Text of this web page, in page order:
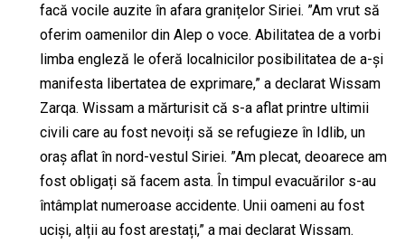
facă vocile auzite în afara granițelor Siriei. ”Am vrut să
oferim oamenilor din Alep o voce. Abilitatea de a vorbi
limba engleză le oferă localnicilor posibilitatea de a-și
manifesta libertatea de exprimare,” a declarat Wissam
Zarqa. Wissam a mărturisit că s-a aflat printre ultimii
civili care au fost nevoiți să se refugieze în Idlib, un
oraș aflat în nord-vestul Siriei. ”Am plecat, deoarece am
fost obligați să facem asta. În timpul evacuărilor s-au
întâmplat numeroase accidente. Unii oameni au fost
uciși, alții au fost arestați,” a mai declarat Wissam.